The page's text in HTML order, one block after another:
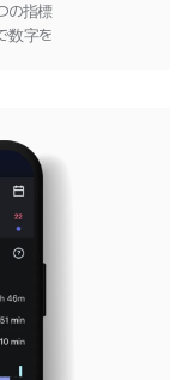
の指標
数字を